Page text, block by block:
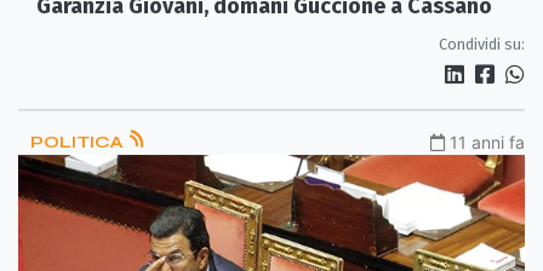
Garanzia Giovani, domani Guccione a Cassano
Condividi su:
POLITICA 11 anni fa